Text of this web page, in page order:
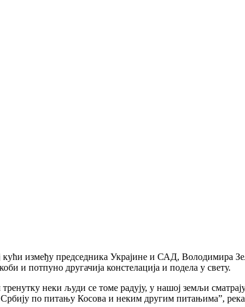
између председника Украјине и САД, Володимира
и потпуно другачија констелација и подела у свету.
неки људи се томе радују, у нашој земљи
по питању Косова и неким другим питањима”,